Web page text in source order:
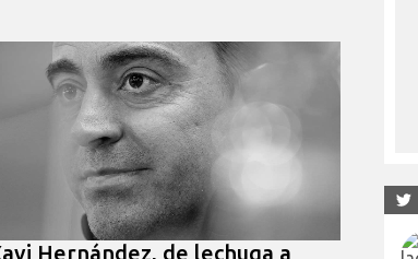
Hernández, de lechuga a